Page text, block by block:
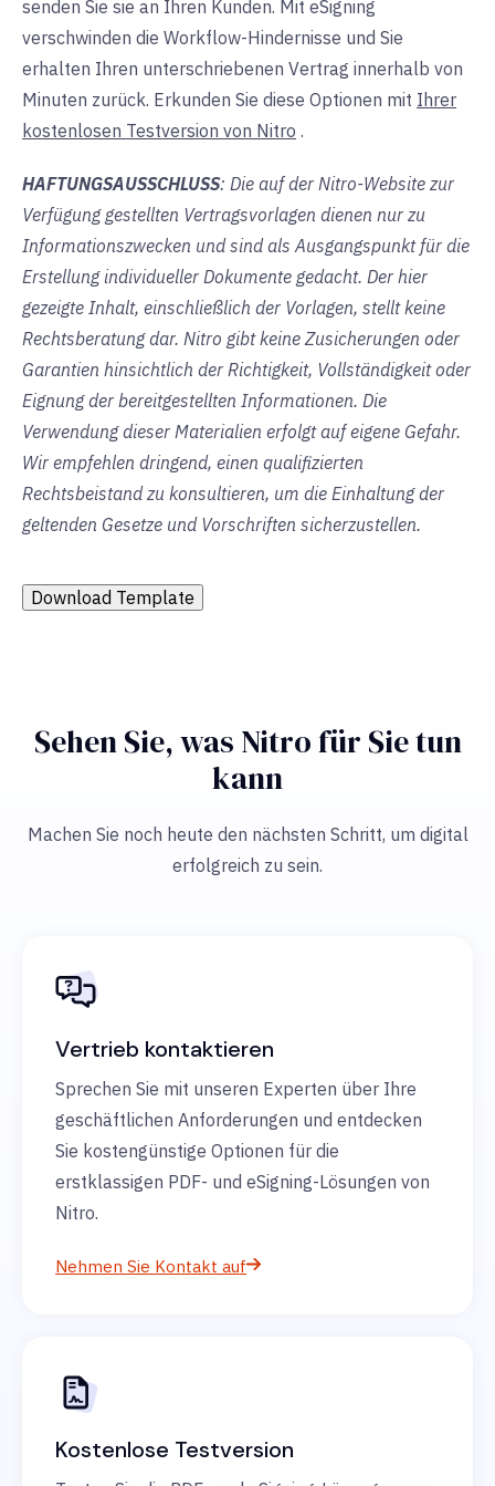
senden Sie sie an Ihren Kunden. Mit eSigning
verschwinden die Workflow-Hindernisse und Sie
erhalten Ihren unterschriebenen Vertrag innerhalb von
Minuten zurück. Erkunden Sie diese Optionen mit Ihrer
kostenlosen Testversion von Nitro .
HAFTUNGSAUSSCHLUSS: Die auf der Nitro-Website zur
Verfügung gestellten Vertragsvorlagen dienen nur zu
Informationszwecken und sind als Ausgangspunkt für die
Erstellung individueller Dokumente gedacht. Der hier
gezeigte Inhalt, einschließlich der Vorlagen, stellt keine
Rechtsberatung dar. Nitro gibt keine Zusicherungen oder
Garantien hinsichtlich der Richtigkeit, Vollständigkeit oder
Eignung der bereitgestellten Informationen. Die
Verwendung dieser Materialien erfolgt auf eigene Gefahr.
Wir empfehlen dringend, einen qualifizierten
Rechtsbeistand zu konsultieren, um die Einhaltung der
geltenden Gesetze und Vorschriften sicherzustellen.
Download Template
Sehen Sie, was Nitro für Sie tun
kann
Machen Sie noch heute den nächsten Schritt, um digital
erfolgreich zu sein.
Vertrieb kontaktieren
Sprechen Sie mit unseren Experten über Ihre
geschäftlichen Anforderungen und entdecken
Sie kostengünstige Optionen für die
erstklassigen PDF- und eSigning-Lösungen von
Nitro.
Nehmen Sie Kontakt auf
Kostenlose Testversion